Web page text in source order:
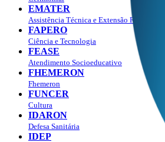
EMATER
Assistência Técnica e Extensão Rural
FAPERO
Ciência e Tecnologia
FEASE
Atendimento Socioeducativo
FHEMERON
Fhemeron
FUNCER
Cultura
IDARON
Defesa Sanitária
IDEP